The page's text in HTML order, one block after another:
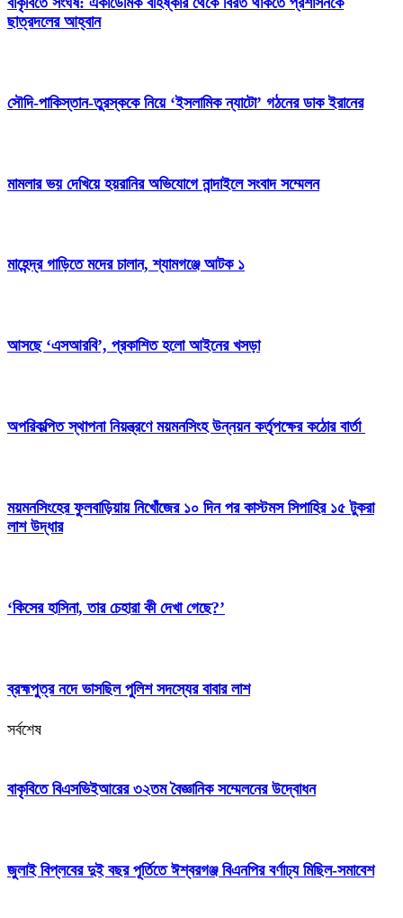
ছাত্রদলের আহ্বান
সৌদি-পাকিস্তান-তুরস্ককে নিয়ে ‘ইসলামিক ন্যাটো’ গঠনের ডাক ইরানের
মামলার ভয় দেখিয়ে হয়রানির অভিযোগে নান্দাইলে সংবাদ সম্মেলন
মাহেন্দ্র গাড়িতে মদের চালান, শ্যামগঞ্জে আটক ১
আসছে ‘এসআরবি’, প্রকাশিত হলো আইনের খসড়া
অপরিকল্পিত স্থাপনা নিয়ন্ত্রণে ময়মনসিংহ উন্নয়ন কর্তৃপক্ষের কঠোর বার্তা
ময়মনসিংহের ফুলবাড়িয়ায় নিখোঁজের ১০ দিন পর কাস্টমস সিপাহির ১৫ টুকরা
লাশ উদ্ধার
‘কিসের হাসিনা, তার চেহারা কী দেখা গেছে?’
ব্রহ্মপুত্র নদে ভাসছিল পুলিশ সদস্যের বাবার লাশ
সর্বশেষ
বাকৃবিতে বিএসভিইআরের ৩২তম বৈজ্ঞানিক সম্মেলনের উদ্বোধন
জুলাই বিপ্লবের দুই বছর পূর্তিতে ঈশ্বরগঞ্জ বিএনপির বর্ণাঢ্য মিছিল-সমাবেশ